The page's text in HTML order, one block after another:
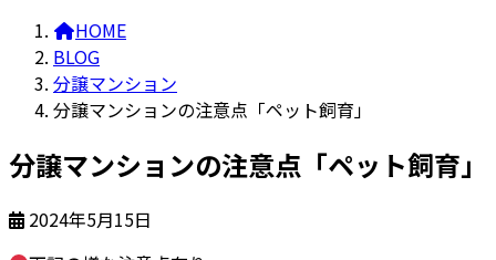
HOME
BLOG
分譲マンション
分譲マンションの注意点「ペット飼育」
分譲マンションの注意点「ペット飼育」
2024年5月15日